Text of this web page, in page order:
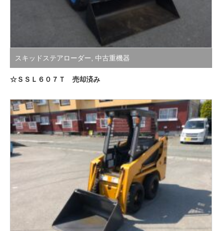
スキッドステアローダー 中古重機器
☆ＳＳＬ６０７Ｔ 売却済み